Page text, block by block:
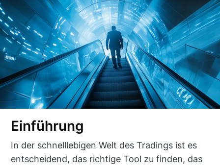
Einführung
In der schnelllebigen Welt des Tradings ist es
entscheidend, das richtige Tool zu finden, das